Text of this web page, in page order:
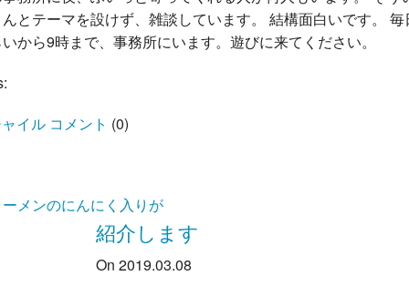
とテーマを設けず、雑談しています。 結構面白いです。 毎
から9時まで、事務所にいます。遊びに来てください。
イル コメント (0)
メンのにんにく入りが
紹介します
On 2019.03.08